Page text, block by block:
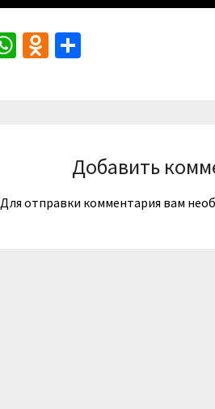
WhatsApp
Odnoklassniki
Добавить
Для отправки комментария вам